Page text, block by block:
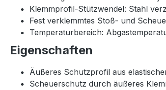
Klemmprofil-Stützwendel: Stahl
Fest verklemmtes Stoß- und
Temperaturbereich:
Eigenschaften
Äußeres Schutzprofil aus
Scheuerschutz durch äußeres